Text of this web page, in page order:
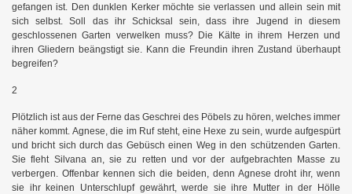
gefangen ist. Den dunklen Kerker möchte sie verlassen und allein sein mit
sich selbst. Soll das ihr Schicksal sein, dass ihre Jugend in diesem
geschlossenen Garten verwelken muss? Die Kälte in ihrem Herzen und
ihren Gliedern beängstigt sie. Kann die Freundin ihren Zustand überhaupt
begreifen?
2
Plötzlich ist aus der Ferne das Geschrei des Pöbels zu hören, welches immer
näher kommt. Agnese, die im Ruf steht, eine Hexe zu sein, wurde aufgespürt
und bricht sich durch das Gebüsch einen Weg in den schützenden Garten.
Sie fleht Silvana an, sie zu retten und vor der aufgebrachten Masse zu
verbergen. Offenbar kennen sich die beiden, denn Agnese droht ihr, wenn
sie ihr keinen Unterschlupf gewährt, werde sie ihre Mutter in der Hölle